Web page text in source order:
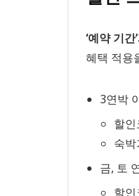
‘예약 기
혜택 적용
3연박
할
숙
금, 토
할